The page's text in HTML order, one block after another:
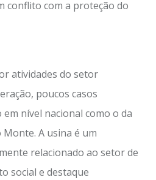
conflito com a proteção do
atividades do setor
poucos casos
nível nacional como o da
A usina é um
relacionado ao setor de
social e destaque